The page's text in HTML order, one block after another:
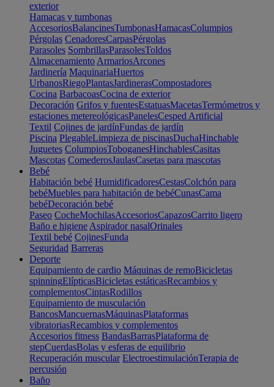
exterior
Hamacas y tumbonas
AccesoriosBalancinesTumbonasHamacasColumpios
Pérgolas CenadoresCarpasPérgolas
Parasoles SombrillasParasolesToldos
Almacenamiento ArmariosArcones
Jardinería MaquinariaHuertos
UrbanosRiegoPlantasJardinerasCompostadores
Cocina BarbacoasCocina de exterior
Decoración Grifos y fuentesEstatuasMacetasTermómetros y
estaciones metereológicasPanelesCesped Artificial
Textil Cojines de jardínFundas de jardín
Piscina PlegableLimpieza de piscinasDuchaHinchable
Juguetes ColumpiosToboganesHinchablesCasitas
Mascotas ComederosJaulasCasetas para mascotas
Bebé
Habitación bebé HumidificadoresCestasColchón para
bebéMuebles para habitación de bebéCunasCama
bebéDecoración bebé
Paseo CocheMochilasAccesoriosCapazosCarrito ligero
Baño e higiene Aspirador nasalOrinales
Textil bebé CojinesFunda
Seguridad Barreras
Deporte
Equipamiento de cardio Máquinas de remoBicicletas
spinningElípticasBicicletas estáticasRecambios y
complementosCintasRodillos
Equipamiento de musculación
BancosMancuernasMáquinasPlataformas
vibratoriasRecambios y complementos
Accesorios fitness BandasBarrasPlataforma de
stepCuerdasBolas y esferas de equilibrio
Recuperación muscular ElectroestimulaciónTerapia de
percusión
Baño